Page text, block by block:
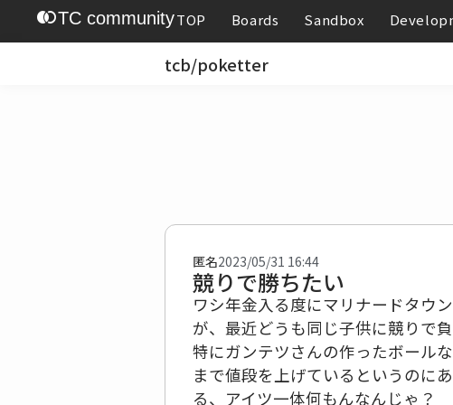
join_leftTC communityTOP Boards Sandbox
tcb/poketter
匿名2023/05/31 16:44
競りで勝ちたい
ワシ年金入る度にマリナードタウ
が、最近どうも同じ子供に競りで
特にガンテツさんの作ったボール
まで値段を上げているというのに
る、アイツ一体何もんなんじゃ？